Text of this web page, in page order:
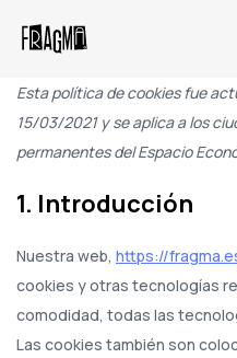
links
navigation
Skip
to
content
Esta política de cookies fue
15/03/2021 y se aplica a los
permanentes del Espacio
1. Introducción
Nuestra web, https://
cookies y otras tecnologías
comodidad, todas las
Las cookies también son
Consent
service
Consent
service
Consent
service
Consent
service
Consent
service
Consent
service
fonts
Consent
service
Consent
service
Consent
service
Consent
service
Consent
service
Estadísticas
Marketing